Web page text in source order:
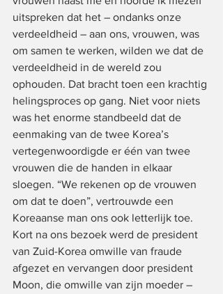
uitspreken dat het – ondanks onze
verdeeldheid – aan ons, vrouwen, was
om samen te werken, wilden we dat de
verdeeldheid in de wereld zou
ophouden. Dat bracht toen een krachtig
helingsproces op gang. Niet voor niets
was het enorme standbeeld dat de
eenmaking van de twee Korea’s
vertegenwoordigde er één van twee
vrouwen die de handen in elkaar
sloegen. “We rekenen op de vrouwen
om dat te doen”, vertrouwde een
Koreaanse man ons ook letterlijk toe.
Kort na ons bezoek werd de president
van Zuid-Korea omwille van fraude
afgezet en vervangen door president
Moon, die omwille van zijn moeder –